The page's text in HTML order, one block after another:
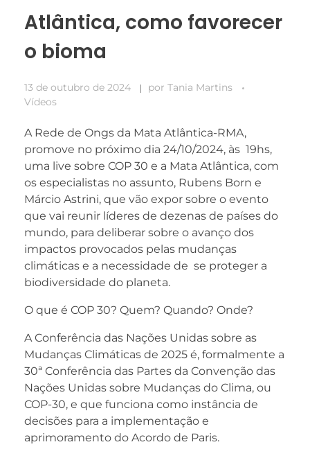
Atlântica, como favorecer
o bioma
13 de outubro de 2024 por Tania Martins
Vídeos
A Rede de Ongs da Mata Atlântica-RMA,
promove no próximo dia 24/10/2024, às 19hs,
uma live sobre COP 30 e a Mata Atlântica, com
os especialistas no assunto, Rubens Born e
Márcio Astrini, que vão expor sobre o evento
que vai reunir líderes de dezenas de países do
mundo, para deliberar sobre o avanço dos
impactos provocados pelas mudanças
climáticas e a necessidade de se proteger a
biodiversidade do planeta.
O que é COP 30? Quem? Quando? Onde?
A Conferência das Nações Unidas sobre as
Mudanças Climáticas de 2025 é, formalmente a
30ª Conferência das Partes da Convenção das
Nações Unidas sobre Mudanças do Clima, ou
COP-30, e que funciona como instância de
decisões para a implementação e
aprimoramento do Acordo de Paris.